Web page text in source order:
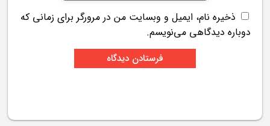
ذخیره نام، ایمیل و وبسایت من در مرورگر برای زمانی که
دوباره دیدگاهی می‌نویسم.